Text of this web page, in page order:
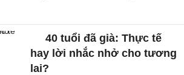
40 tuổi đã già: Thực tế
hay lời nhắc nhở cho tương
lai?